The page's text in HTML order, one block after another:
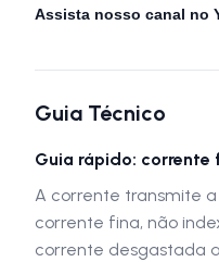
Assista nosso canal no
Guia Técnico
Guia rápido:
A corrente transmite
corrente fina, não
corrente desgastada